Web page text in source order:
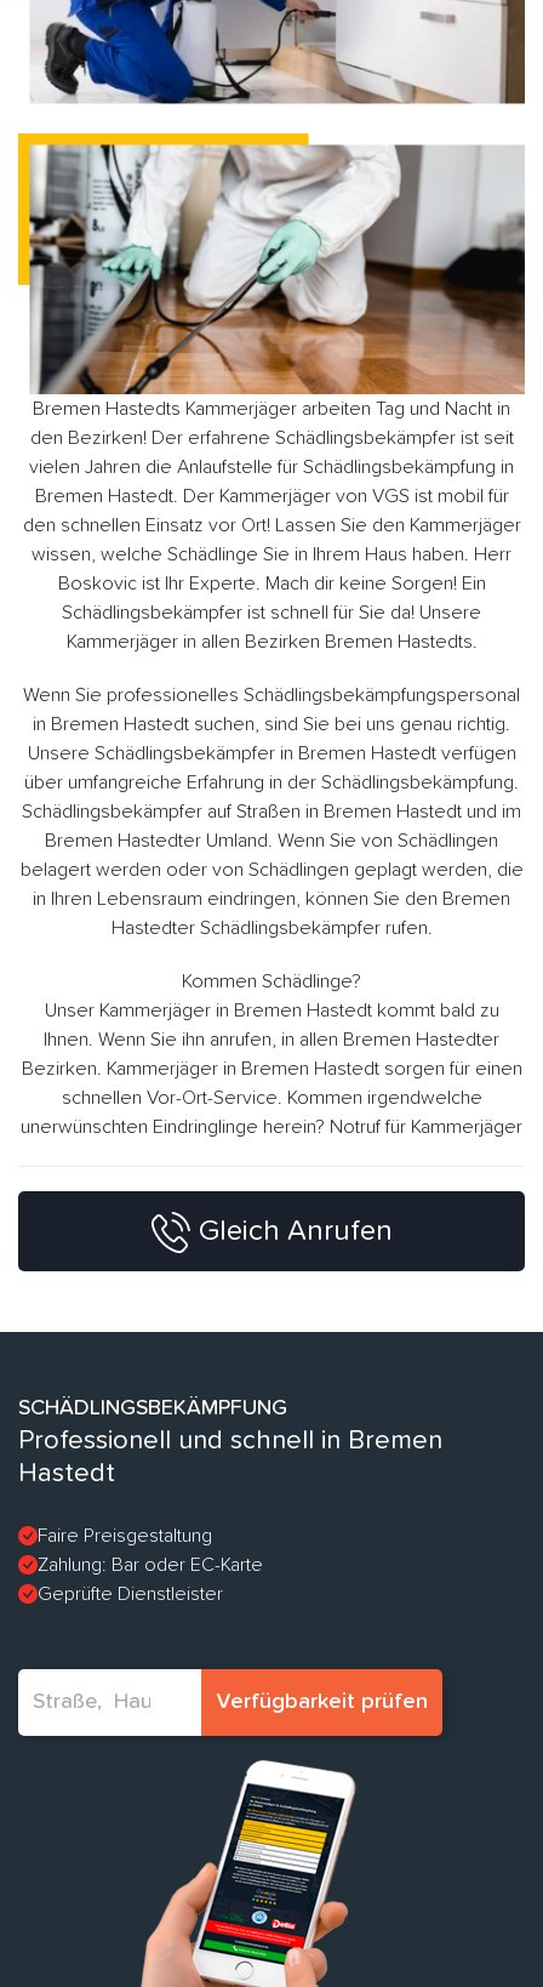
Bremen Hastedts Kammerjäger arbeiten Tag und Nacht in
den Bezirken! Der erfahrene Schädlingsbekämpfer ist seit
vielen Jahren die Anlaufstelle für Schädlingsbekämpfung in
Bremen Hastedt. Der Kammerjäger von VGS ist mobil für
den schnellen Einsatz vor Ort! Lassen Sie den Kammerjäger
wissen, welche Schädlinge Sie in Ihrem Haus haben. Herr
Boskovic ist Ihr Experte. Mach dir keine Sorgen! Ein
Schädlingsbekämpfer ist schnell für Sie da! Unsere
Kammerjäger in allen Bezirken Bremen Hastedts.
Wenn Sie professionelles Schädlingsbekämpfungspersonal
in Bremen Hastedt suchen, sind Sie bei uns genau richtig.
Unsere Schädlingsbekämpfer in Bremen Hastedt verfügen
über umfangreiche Erfahrung in der Schädlingsbekämpfung.
Schädlingsbekämpfer auf Straßen in Bremen Hastedt und im
Bremen Hastedter Umland. Wenn Sie von Schädlingen
belagert werden oder von Schädlingen geplagt werden, die
in Ihren Lebensraum eindringen, können Sie den Bremen
Hastedter Schädlingsbekämpfer rufen.
Kommen Schädlinge?
Unser Kammerjäger in Bremen Hastedt kommt bald zu
Ihnen. Wenn Sie ihn anrufen, in allen Bremen Hastedter
Bezirken. Kammerjäger in Bremen Hastedt sorgen für einen
schnellen Vor-Ort-Service. Kommen irgendwelche
unerwünschten Eindringlinge herein? Notruf für Kammerjäger
Gleich Anrufen
SCHÄDLINGSBEKÄMPFUNG
Professionell und schnell in Bremen
Hastedt
Faire Preisgestaltung
Zahlung: Bar oder EC-Karte
Geprüfte Dienstleister
Verfügbarkeit prüfen